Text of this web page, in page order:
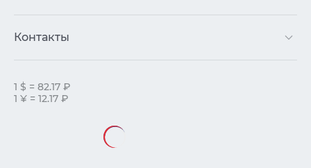
Контакты
1 $ = 82.17 ₽
1 ¥ = 12.17 ₽